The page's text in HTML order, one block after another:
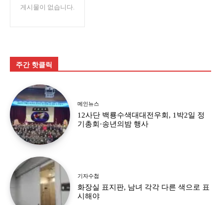
게시물이 없습니다.
주간 핫클릭
메인뉴스
12사단 백룡수색대대전우회, 1박2일 정
기총회·송년의밤 행사
기자수첩
화장실 표지판, 남녀 각각 다른 색으로 표
시해야